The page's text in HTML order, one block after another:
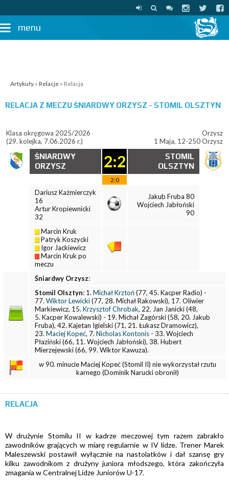
menu
Artykuły » Relacje » Relacja
RELACJA Z MECZUŚNIARDWY ORZYSZ - STOMIL OLSZTYN
Klasa okręgowa 2025/2026
(29. kolejka, 7.06.2026 r.)
Orzysz
1 Maja, 12-250 Orzysz
ŚNIARDWY
ORZYSZ
2:2
STOMIL
OLSZTYN
2:0
Dariusz Kaźmierczyk
16
Artur Kropiewnicki
32
Jakub Fruba 80
Wojciech Jabłoński
90
Marcin Kruk
Patryk Koszycki
Igor Jackiewicz
Marcin Kruk po
meczu
Śniardwy Orzysz:
Stomil Olsztyn: 1. Michał Krztoń(77, 45. Kacper Radio) -
77. Wiktor Lewicki(77, 28. Michał Rakowski), 17. Oliwier
Markiewicz, 15. Krzysztof Chrobak, 22. Jan Janicki (48,
5. Kacper Kowalewski) - 19. Michał Zagórski (58, 20. Jakub
Fruba), 42. Kajetan Igielski (71, 21. Łukasz Dramowicz),
23. Maciej Kopeć, 7. Nicholas Kontonís - 33. Wojciech
Płaziński (66, 11. Wojciech Jabłoński), 38. Hubert
Mierzejewski (66, 99. Wiktor Kawuza).
w 90. minucie Maciej Kopeć (Stomil II) nie wykorzystał rzutu
karnego (Dominik Narucki obronił)
RELACJA
W drużynie Stomilu II w kadrze meczowej tym razem zabrakło
zawodników grających w miarę regularnie w IV lidze. Trener Marek
Maleszewski postawił wyłącznie na nastolatków i dał szansę gry
kilku zawodnikom z drużyny juniora młodszego, która zakończyła
zmagania w Centralnej Lidze Juniorów U-17.